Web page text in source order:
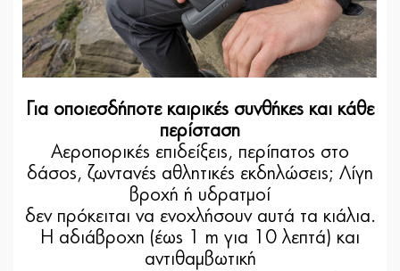
Για οποιεσδήποτε καιρικές συνθήκες και κάθε
περίσταση
Αεροπορικές επιδείξεις, περίπατος στο
δάσος, ζωντανές αθλητικές εκδηλώσεις; Λίγη
βροχή ή υδρατμοί
δεν πρόκειται να ενοχλήσουν αυτά τα κιάλια.
Η αδιάβροχη (έως 1 m για 10 λεπτά) και
αντιθαμβωτική